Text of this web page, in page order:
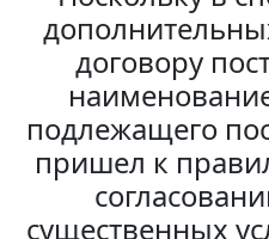
договору
подлежащего
пришел к
существенных